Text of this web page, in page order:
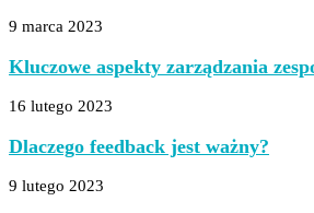
9 marca 2023
Kluczowe aspekty zarządzania
16 lutego 2023
Dlaczego feedback jest ważny?
9 lutego 2023